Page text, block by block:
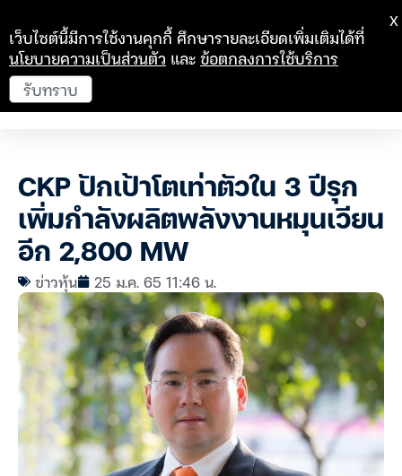
CKP ปักเป้าโตเท่าตัวใน 3 ปีรุก
เพิ่มกำลังผลิตพลังงานหมุนเวียน
อีก 2,800 MW
ข่าวหุ้น 25 ม.ค. 65 11:46 น.
เว็บไซต์นี้มีการใช้งานคุกกี้ ศึกษารายละเอียดเพิ่มเติมได้ที่
นโยบายความเป็นส่วนตัว และข้อตกลงการใช้บริการ
รับทราบ
X